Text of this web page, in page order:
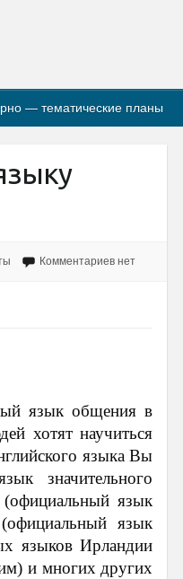
— тематические планы
Комментариев нет
язык общения в
хотят научиться
языка Вы
значительного
(официальный язык
язык
языков Ирландии
и многих других